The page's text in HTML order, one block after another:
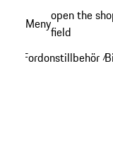
Menyopen the
field
Fordonstillbehör /